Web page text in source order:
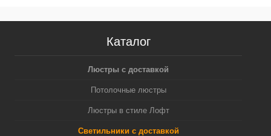
Каталог
Люстры с доставкой
Потолочные люстры
Люстры в стиле Лофт
Светильники с доставкой